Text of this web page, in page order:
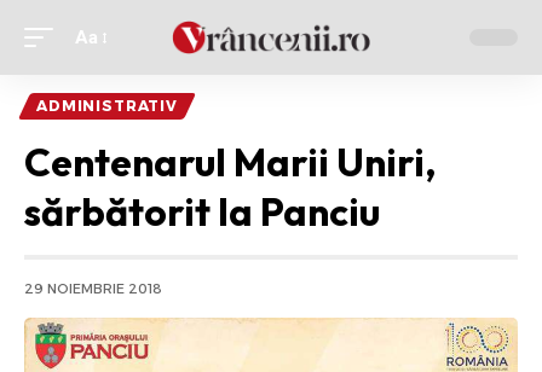
Ajustor
font
Aa
ADMINISTRATIV
Centenarul Marii Uniri,
sărbătorit la Panciu
29 NOIEMBRIE 2018